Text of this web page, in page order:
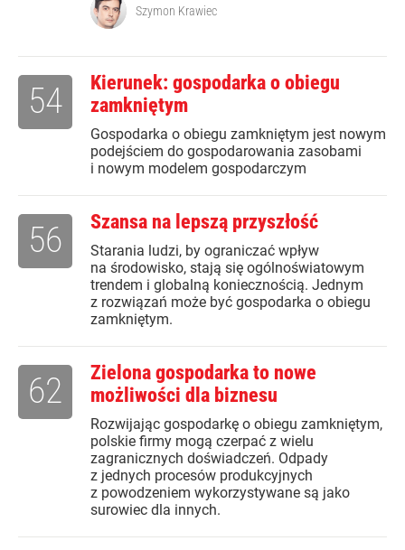
Szymon Krawiec
Kierunek: gospodarka o obiegu
zamkniętym
Gospodarka o obiegu zamkniętym jest nowym
podejściem do gospodarowania zasobami
i nowym modelem gospodarczym
54
Szansa na lepszą przyszłość
Starania ludzi, by ograniczać wpływ
na środowisko, stają się ogólnoświatowym
trendem i globalną koniecznością. Jednym
z rozwiązań może być gospodarka o obiegu
zamkniętym.
56
Zielona gospodarka to nowe
możliwości dla biznesu
Rozwijając gospodarkę o obiegu zamkniętym,
polskie firmy mogą czerpać z wielu
zagranicznych doświadczeń. Odpady
z jednych procesów produkcyjnych
z powodzeniem wykorzystywane są jako
surowiec dla innych.
62